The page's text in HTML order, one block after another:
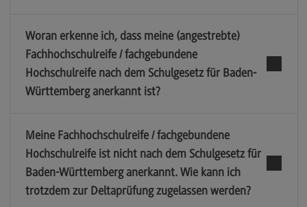
(External link)
DHBW Präsidium
(External link)
Woran erkenne ich, dass meine (angestrebte)
Fachhochschulreife / fachgebundene
Hochschulreife nach dem Schulgesetz für Baden-
Württemberg anerkannt ist?
Meine Fachhochschulreife / fachgebundene
Hochschulreife ist nicht nach dem Schulgesetz für
Baden-Württemberg anerkannt. Wie kann ich
trotzdem zur Deltaprüfung zugelassen werden?